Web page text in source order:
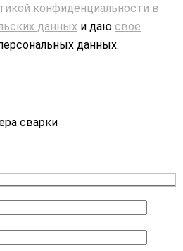
конфиденциальности в
данных и даю свое
данных.
сварки